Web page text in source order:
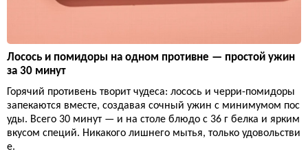
Лосось и помидоры на одном противне — простой ужин
за 30 минут
Горячий противень творит чудеса: лосось и черри-помидоры
запекаются вместе, создавая сочный ужин с минимумом пос
уды. Всего 30 минут — и на столе блюдо с 36 г белка и ярким
вкусом специй. Никакого лишнего мытья, только удовольстви
е.